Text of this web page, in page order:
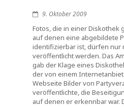
9. Oktober 2009
Fotos, die in einer Diskothek
auf denen eine abgebildete
identifizierbar ist, dürfen nur
veröffentlicht werden. Das
gab der Klage eines
der von einem
Webseite Bilder von
veröffentlichte, die
auf denen er erkennbar war.